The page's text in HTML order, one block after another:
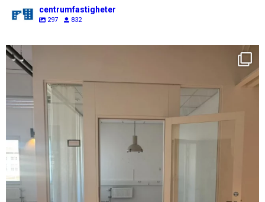
centrumfastigheter
297 832